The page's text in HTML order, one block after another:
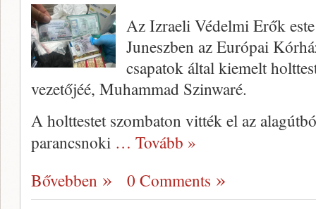
Az Izraeli Védelmi Erők
Juneszben az Európai
csapatok által kiemelt
vezetőjéé, Muhammad Szinwaré.
A holttestet szombaton vitték el az
parancsnoki … Tovább »
Bővebben
0 Comments